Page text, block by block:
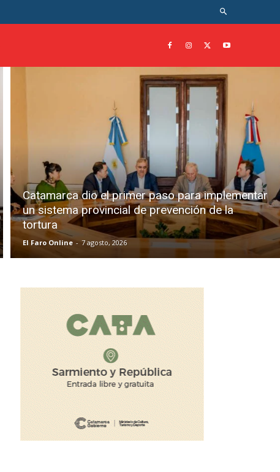
Catamarca dio el primer paso para implementar
un sistema provincial de prevención de la
tortura
El Faro Online - 7 agosto, 2026